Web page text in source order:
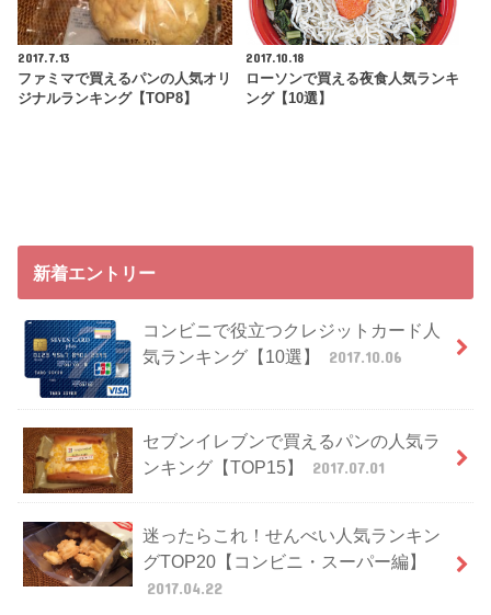
2017.7.13
ファミマで買えるパンの人気オリ
ジナルランキング【TOP8】
2017.10.18
ローソンで買える夜食人気ランキ
ング【10選】
新着エントリー
コンビニで役立つクレジットカード人
気ランキング【10選】
2017.10.06
セブンイレブンで買えるパンの人気ラ
ンキング【TOP15】
2017.07.01
迷ったらこれ！せんべい人気ランキン
グTOP20【コンビニ・スーパー編】
2017.04.22